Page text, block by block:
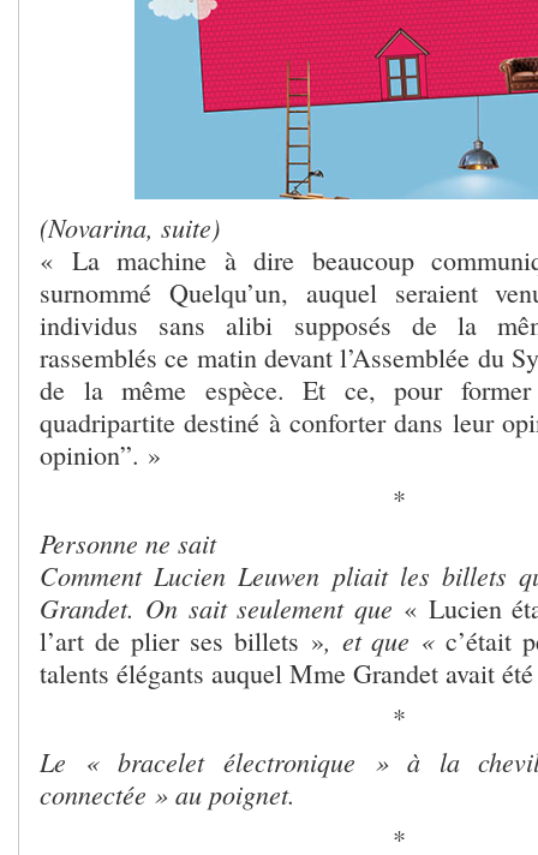
(Novarina, suite)
« La machine à dire beaucoup
surnommé Quelqu’un, auquel seraient
individus sans alibi supposés de la
rassemblés ce matin devant l’Assemblée du
de la même espèce. Et ce, pour
quadripartite destiné à conforter dans leur
opinion”. »
*
Personne ne sait
Comment Lucien Leuwen pliait les billets
Grandet. On sait seulement que « Lucien
l’art de plier ses billets », et que «c’était
talents élégants auquel Mme Grandet avait
*
Le « bracelet électronique » à la
connectée » au poignet.
*